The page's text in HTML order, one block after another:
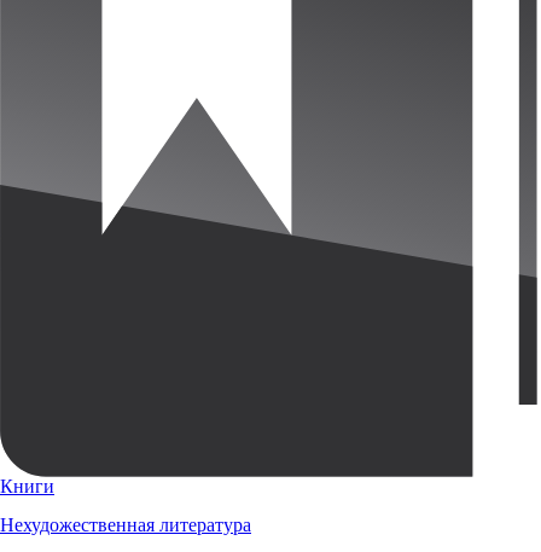
Книги
Нехудожественная литература